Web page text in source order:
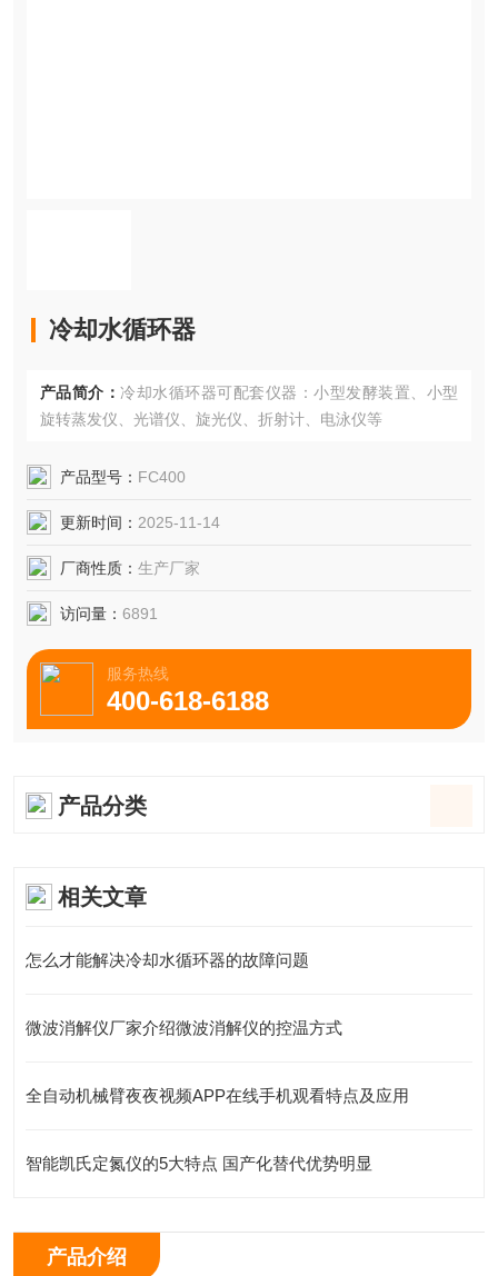
冷却水循环器
产品简介： 冷却水循环器可配套仪器：小型发酵装置、小型
旋转蒸发仪、光谱仪、旋光仪、折射计、电泳仪等
产品型号： FC400
更新时间： 2025-11-14
厂商性质： 生产厂家
访问量： 6891
服务热线
400-618-6188
产品分类
相关文章
怎么才能解决冷却水循环器的故障问题
微波消解仪厂家介绍微波消解仪的控温方式
全自动机械臂夜夜视频APP在线手机观看特点及应用
智能凯氏定氮仪的5大特点 国产化替代优势明显
产品介绍